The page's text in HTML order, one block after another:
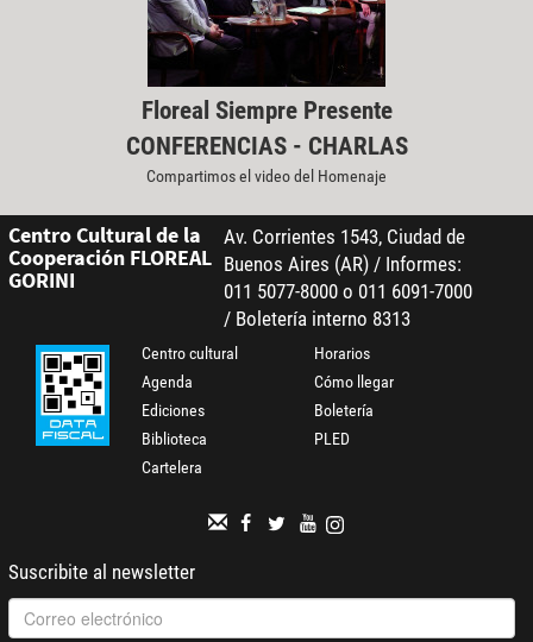
Floreal Siempre Presente
CONFERENCIAS - CHARLAS
Compartimos el video del Homenaje
Centro Cultural de la
Cooperación FLOREAL
GORINI
Av. Corrientes 1543, Ciudad de
Buenos Aires (AR) / Informes:
011 5077-8000 o 011 6091-7000
/ Boletería interno 8313
Centro cultural
Agenda
Ediciones
Biblioteca
Cartelera
Horarios
Cómo llegar
Boletería
PLED
Suscribite al newsletter